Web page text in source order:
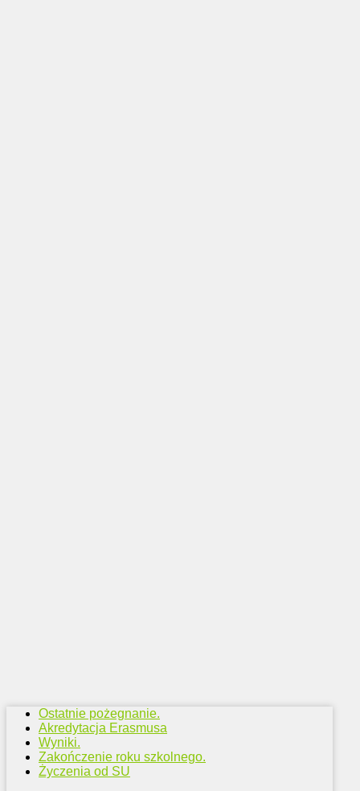
Ostatnie pożegnanie.
Akredytacja Erasmusa
Wyniki.
Zakończenie roku szkolnego.
Życzenia od SU